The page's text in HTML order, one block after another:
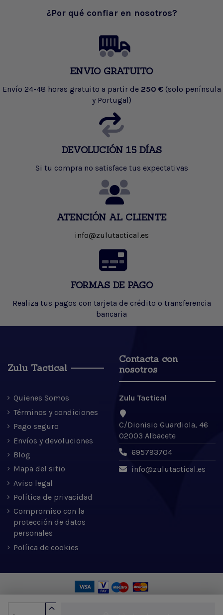
¿Por qué confiar en nosotros?
ENVIO GRATUITO
Envío 24-48 horas gratuito a partir de 250 € (solo península
y Portugal)
DEVOLUCIÓN 15 DÍAS
Si tu compra no satisface tus expectativas
ATENCIÓN AL CLIENTE
info@zulutactical.es
FORMAS DE PAGO
Realiza tus pagos con tarjeta de crédito o transferencia
bancaria
Zulu Tactical
Quienes Somos
Términos y condiciones
Pago seguro
Envíos y devoluciones
Blog
Mapa del sitio
Aviso legal
Política de privacidad
Compromiso con la
protección de datos
personales
Políica de cookies
Contacta con
nosotros
Zulu Tactical
C/Dionisio Guardiola, 46
02003 Albacete
695793704
info@zulutactical.es
Zulu Tactical S.L. © 2022 | Desarrollado por Expertic